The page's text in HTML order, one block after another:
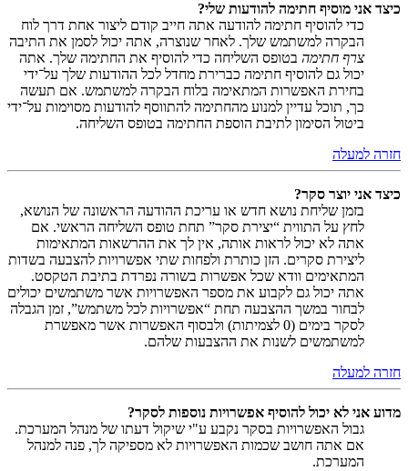
כיצד אני מוסיף חתימה להודעות שלי?
כדי להוסיף חתימה להודעה אתה חייב קודם ליצור אחת דרך לוח
הבקרה למשתמש שלך. לאחר שנוצרה, אתה יכול לסמן את התיבה
צרף חתימה בטופס השליחה כדי להוסיף את החתימה שלך. אתה
יכול גם להוסיף חתימה כברירת מחדל לכל ההודעות שלך על־ידי
בחירת האפשרות המתאימה בלוח הבקרה למשתמש. אם תעשה
כך, תוכל עדיין למנוע מהחתימה להתווסף להודעות מסוימות על־ידי
ביטול הסימון לתיבת הוספת החתימה בטופס השליחה.
חזרה למעלה
כיצד אני יוצר סקר?
בזמן שליחת נושא חדש או עריכת ההודעה הראשונה של הנושא,
לחץ על התווית “יצירת סקר” תחת טופס השליחה הראשי. אם
אתה לא יכול לראות אותה, אין לך את ההרשאות המתאימות
ליצירת סקרים. הזן כותרת ולפחות שתי אפשרויות להצבעה בשדות
המתאימים וודא שכל אפשרות בשורה נפרדת בתיבת הטקסט.
אתה יכול גם לקבוע את מספר האפשרויות אשר משתמשים יכולים
לבחור במשך ההצבעה תחת “אפשרויות לכל משתמש”, זמן הגבלה
לסקר בימים (0 לצמיתות) ולבסוף האפשרות אשר מאפשרת
למשתמשים לשנות את ההצבעות שלהם.
חזרה למעלה
מדוע אני לא יכול להוסיף אפשרויות נוספות לסקר?
גבול האפשרויות בסקר נקבע ע"י שיקול דעתו של מנהל המערכת.
אם אתה חושב שכמות האפשרויות לא מספיקה לך, פנה למנהל
המערכת.